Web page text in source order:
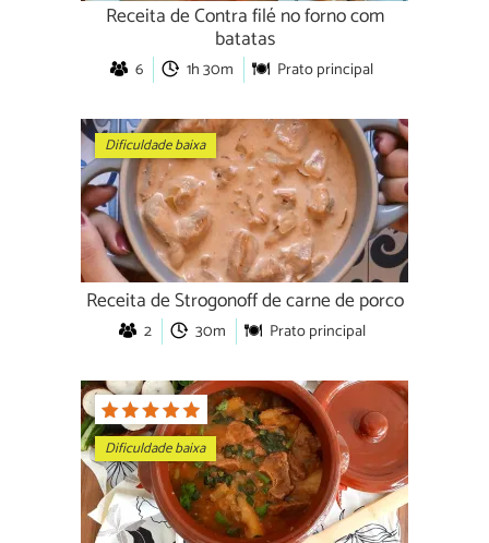
Receita de Contra filé no forno com
batatas
6 1h 30m Prato principal
Dificuldade baixa
Receita de Strogonoff de carne de porco
2 30m Prato principal
Dificuldade baixa